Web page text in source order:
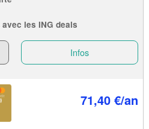
les ING deals
Infos
71,40 €/an